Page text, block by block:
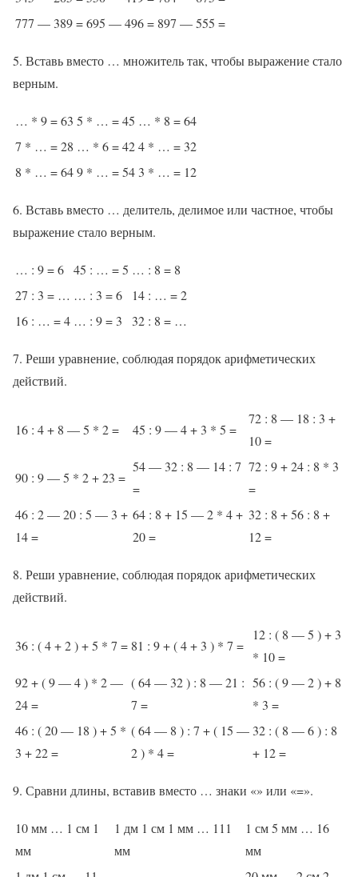
777 — 389 =695 — 496 = 897 — 555 =
5. Вставь вместо … множитель так, чтобы выражение стало
верным.
… * 9 = 63 5 * … = 45 … * 8 = 64
7 * … = 28 … * 6 = 424 * … = 32
8 * … = 649 * … = 54 3 * … = 12
6. Вставь вместо … делитель, делимое или частное, чтобы
выражение стало верным.
… : 9 = 6 45 : … = 5 … : 8 = 8
27 : 3 = … … : 3 = 6
14 : … = 2
16 : … = 4 … : 9 = 3 32 : 8 = …
7. Реши уравнение, соблюдая порядок арифметических
действий.
16 : 4 + 8 — 5 * 2 = 45 : 9 — 4 + 3 * 5 =
72 : 8 — 18 : 3 +
10 =
90 : 9 — 5 * 2 + 23 =
54 — 32 : 8 — 14 : 7
=
72 : 9 + 24 : 8 * 3
=
46 : 2 — 20 : 5 — 3 +
14 =
64 : 8 + 15 — 2 * 4 +
20 =
32 : 8 + 56 : 8 +
12 =
8. Реши уравнение, соблюдая порядок арифметических
действий.
36 : ( 4 + 2 ) + 5 * 7 = 81 : 9 + ( 4 + 3 ) * 7 =
12 : ( 8 — 5 ) + 3
* 10 =
92 + ( 9 — 4 ) * 2 —
24 =
( 64 — 32 ) : 8 — 21 :
7 =
56 : ( 9 — 2 ) + 8
* 3 =
46 : ( 20 — 18 ) + 5 *
3 + 22 =
( 64 — 8 ) : 7 + ( 15 —
2 ) * 4 =
32 : ( 8 — 6 ) : 8
+ 12 =
9. Сравни длины, вставив вместо … знаки «» или «=».
10 мм … 1 см 1
мм
1 дм 1 см 1 мм … 111
мм
1 см 5 мм … 16
мм